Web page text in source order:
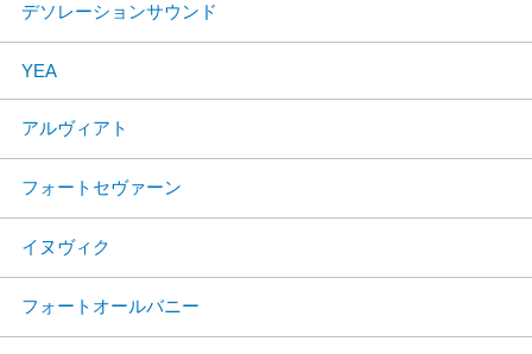
デソレーションサウンド
YEA
アルヴィアト
フォートセヴァーン
イヌヴィク
フォートオールバニー